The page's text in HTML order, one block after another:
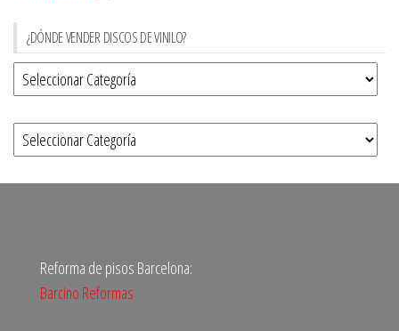
¿DÓNDE VENDER DISCOS DE VINILO?
Reforma de pisos Barcelona:
Barcino Reformas